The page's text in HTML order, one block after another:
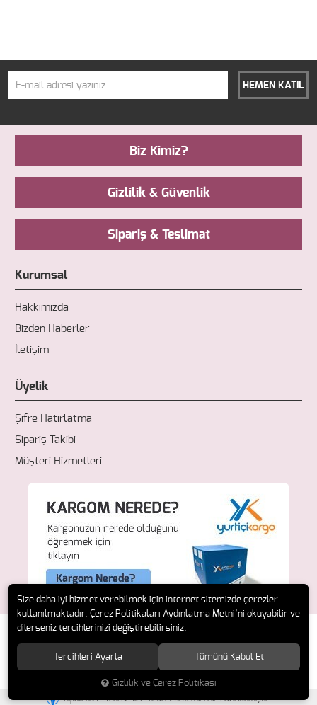
HEMEN KATIL
Biz Kimiz?
Gizlilik & Güvenlik
Sipariş & Teslimat
Kurumsal
Hakkımızda
Bizden Haberler
İletişim
Üyelik
Şifre Hatırlatma
Sipariş Takibi
Müşteri Hizmetleri
© 2018 Fresh Ecza. Tüm hakları saklıdır.
Hipotenüs Yeni Nesil E-Ticaret Sistemleri ile Hazırlanmıştır.
Size daha iyi hizmet verebilmek için internet sitemizde çerezler
kullanılmaktadır. Çerez Politikaları Aydınlatma Metni’ni okuyabilir ve
dilerseniz tercihlerinizi değiştirebilirsiniz.
Tercihleri Ayarla Tümünü Kabul Et
Gizlilik ve Çerez Politikası